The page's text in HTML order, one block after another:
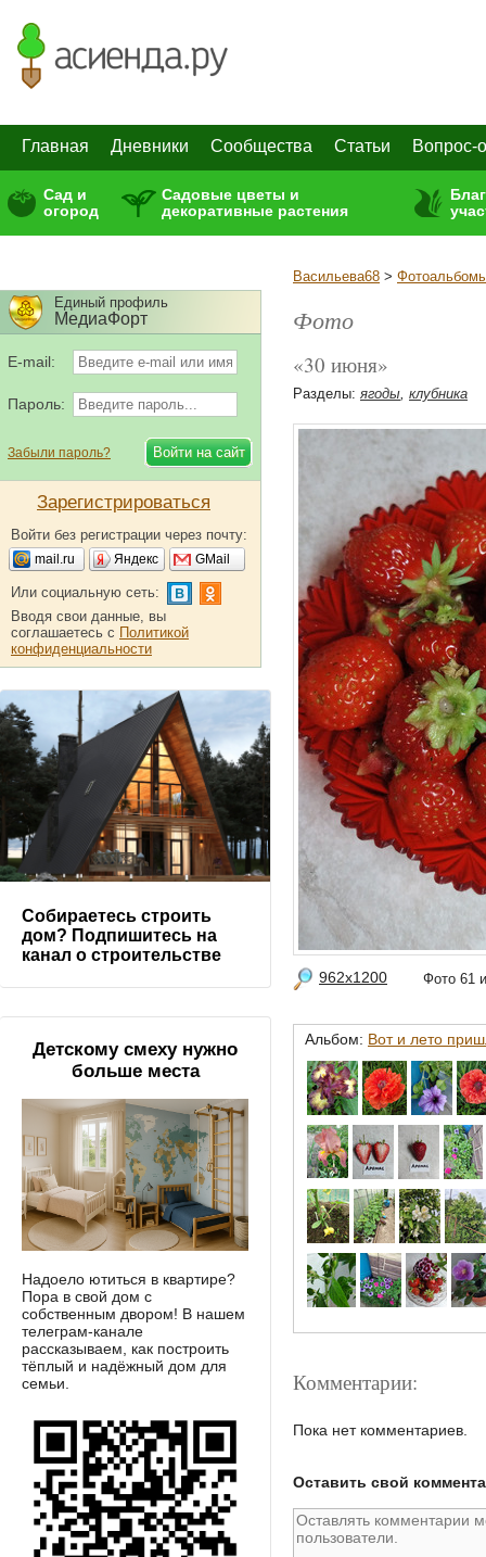
Главная Дневники Сообщества Статьи Вопрос-
Сад и
огород
Садовые цветы и
декоративные растения
Васильева68 >
Фото
«30 июня»
Разделы: ягоды, клубника
962x1200 Фото
Альбом: Вот и лето
Комментарии:
Пока нет комментариев.
Оставить свой
Единый профиль
МедиаФорт
E-mail:
Пароль:
Забыли пароль?
Зарегистрироваться
Войти без регистрации через почту:
mail.ru Яндекс GMail
Или социальную сеть:
Вводя свои данные, вы
соглашаетесь с Политикой
конфиденциальности
Собираетесь строить
дом? Подпишитесь на
канал о строительстве
Детскому смеху нужно
больше места
Надоело ютиться в квартире?
Пора в свой дом с
собственным двором! В нашем
телеграм-канале
рассказываем, как построить
тёплый и надёжный дом для
семьи.